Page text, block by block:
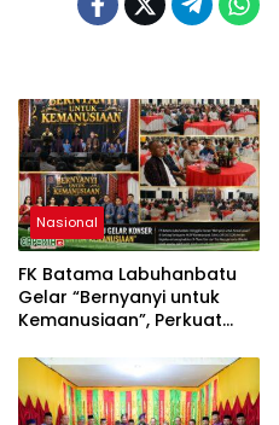
Nasional
FK Batama Labuhanbatu
Gelar “Bernyanyi untuk
Kemanusiaan”, Perkuat
Sosial